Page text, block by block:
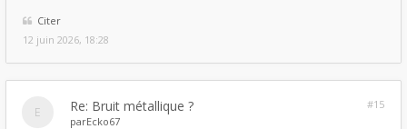
Citer
12 juin 2026, 18:28
Re: Bruit métallique ?
#15
parEcko67